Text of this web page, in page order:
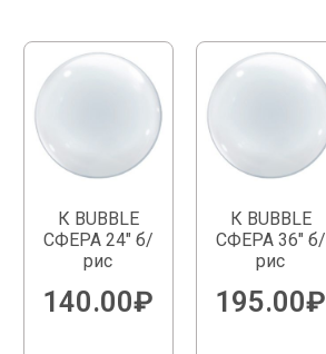
К BUBBLE
СФЕРА 24″ б/
рис
140.00₽
К BUBBLE
СФЕРА 36″ б/
рис
195.00₽